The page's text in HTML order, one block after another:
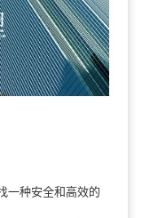
一种安全和高效的